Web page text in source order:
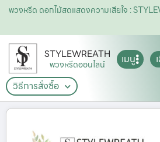
พวงหรีด ดอกไม้สดแสดงความเสียใจ :
STYLEWREATH
พวงหรีดออนไลน์ เมนู
วิธีการสั่งซื้อ